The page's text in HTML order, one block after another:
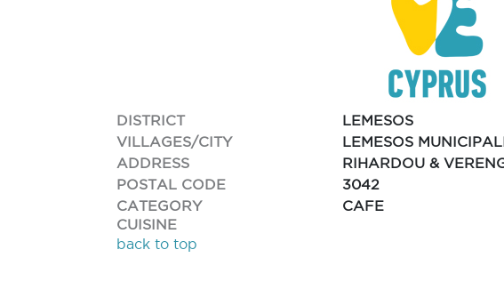
DISTRICT
LEMESOS
VILLAGES/CITY
LEMESOS
ADDRESS
RIHARDOU &
POSTAL CODE
3042
CATEGORY
CAFE
CUISINE
back to top